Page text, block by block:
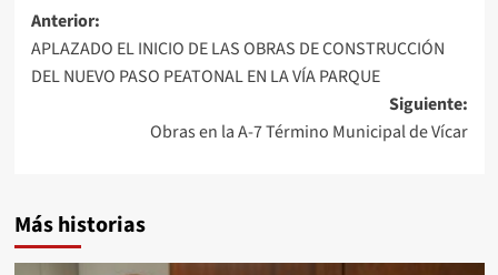
Navegación
de
entradas
Anterior:
APLAZADO EL INICIO DE LAS OBRAS DE CONSTRUCCIÓN
DEL NUEVO PASO PEATONAL EN LA VÍA PARQUE
Siguiente:
Obras en la A-7 Término Municipal de Vícar
Más historias